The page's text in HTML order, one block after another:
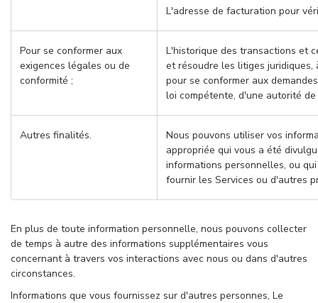
L'adresse de facturation pour
Pour se conformer aux
exigences légales ou de
conformité ;
L'historique des transactions et
et résoudre les litiges
pour se conformer aux
loi compétente, d'une autorité
Autres finalités.
Nous pouvons utiliser vos
appropriée qui vous a été
informations personnelles, ou
fournir les Services ou d'autres
En plus de toute information personnelle, nous pouvons collecter
de temps à autre des informations supplémentaires vous
concernant à travers vos interactions avec nous ou dans d'autres
circonstances.
Informations que vous fournissez sur d'autres personnes, Le